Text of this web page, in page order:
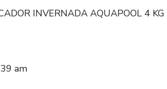
INVERNADA AQUAPOOL 4
am